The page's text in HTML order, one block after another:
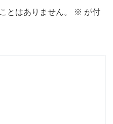
とはありません。 ※ が付